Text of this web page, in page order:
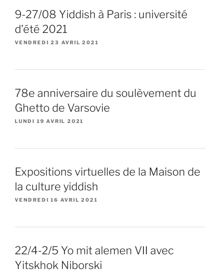
9-27/08 Yiddish à Paris : université
d’été 2021
VENDREDI 23 AVRIL 2021
78e anniversaire du soulèvement du
Ghetto de Varsovie
LUNDI 19 AVRIL 2021
Expositions virtuelles de la Maison de
la culture yiddish
VENDREDI 16 AVRIL 2021
22/4-2/5 Yo mit alemen VII avec
Yitskhok Niborski